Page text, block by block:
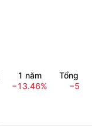
1 năm
−13.46%
Tổng